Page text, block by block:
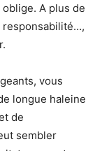
A plus de
responsabilité…,
vous
longue haleine
de
sembler